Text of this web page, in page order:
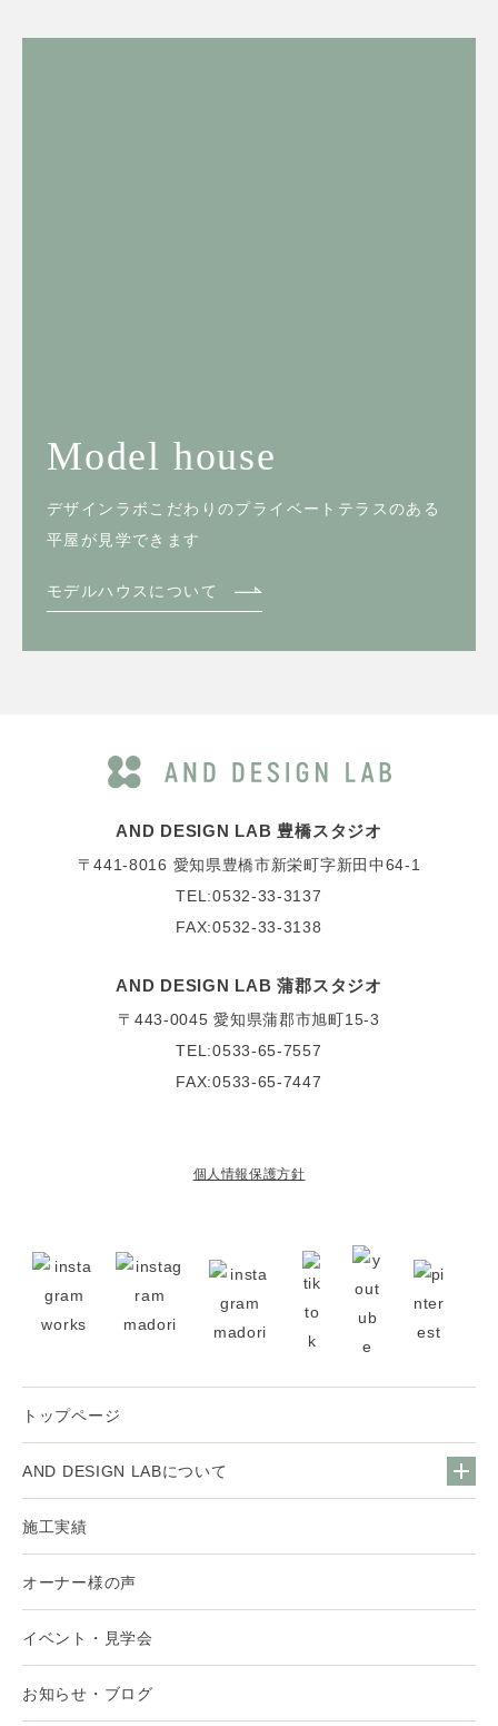
Model house
デザインラボこだわりのプライベートテラスのある
平屋が見学できます
モデルハウスについて
AND DESIGN LAB 豊橋スタジオ
〒441-8016 愛知県豊橋市新栄町字新田中64-1
TEL:0532-33-3137
FAX:0532-33-3138
AND DESIGN LAB 蒲郡スタジオ
〒443-0045 愛知県蒲郡市旭町15-3
TEL:0533-65-7557
FAX:0533-65-7447
個人情報保護方針
トップページ
AND DESIGN LABについて
施工実績
オーナー様の声
イベント・見学会
お知らせ・ブログ